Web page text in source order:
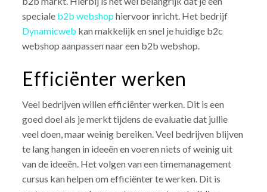
speciale b2b webshop hiervoor inricht. Het bedrijf
Dynamicweb kan makkelijk en snel je huidige b2c
webshop aanpassen naar een b2b webshop.
Efficiënter werken
Veel bedrijven willen efficiënter werken. Dit is een
goed doel als je merkt tijdens de evaluatie dat jullie
veel doen, maar weinig bereiken. Veel bedrijven blijven
te lang hangen in ideeën en voeren niets of weinig uit
van de ideeën. Het volgen van een timemanagement
cursus kan helpen om efficiënter te werken. Dit is